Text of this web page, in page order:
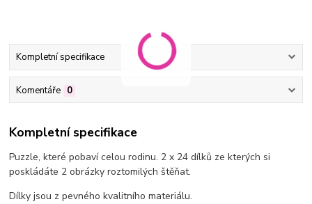
Kompletní specifikace
Komentáře 0
Kompletní specifikace
Puzzle, které pobaví celou rodinu. 2 x 24 dílků ze kterých si
poskládáte 2 obrázky roztomilých štěňat.
Dílky jsou z pevného kvalitního materiálu.